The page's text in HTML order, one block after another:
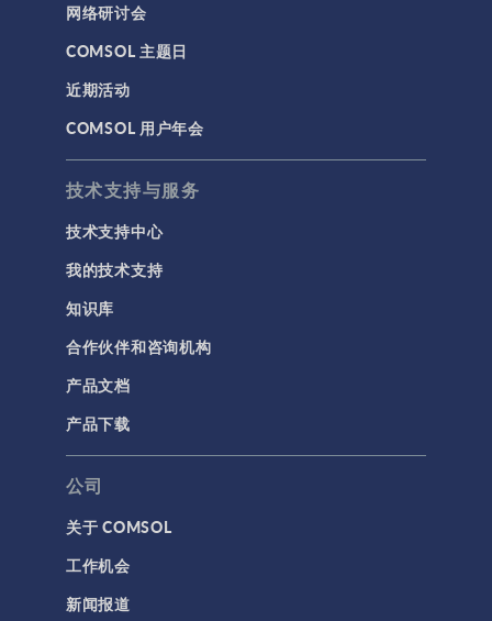
基于方程建模
安装与许可证管理
建模工具和定义
材料
物理场接口
用户界面
研究与求解器
简介
结果与可视化
网格
集群计算和云计算
3D 打印
AC/DC 模块
App 开发器简介视频
网络研讨会
COMSOL 主题日
近期活动
COMSOL 用户年会
技术支持与服务
技术支持中心
我的技术支持
知识库
合作伙伴和咨询机构
产品文档
产品下载
公司
关于 COMSOL
工作机会
新闻报道